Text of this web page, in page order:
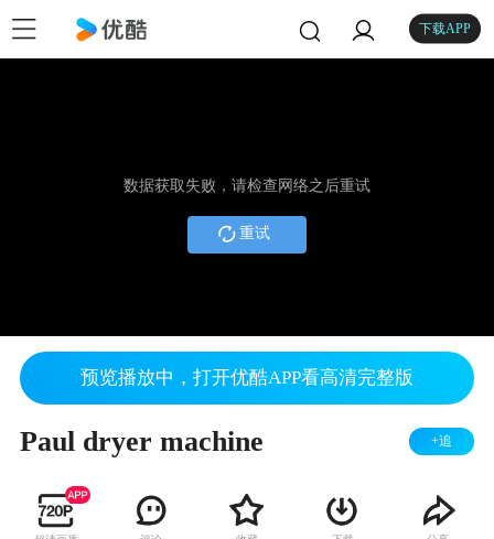
下载APP
数据获取失败，请检查网络之后重试
重试
预览播放中，打开优酷APP看高清完整版
Paul dryer machine +追